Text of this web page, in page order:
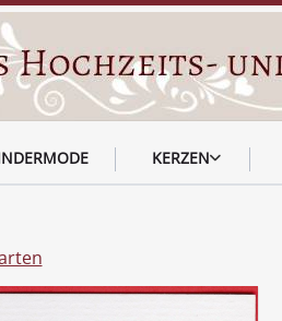
KERZEN